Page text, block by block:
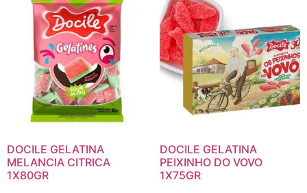
DOCILE GELATINA
MELANCIA CITRICA
1X80GR
DOCILE GELATINA
PEIXINHO DO VOVO
1X75GR